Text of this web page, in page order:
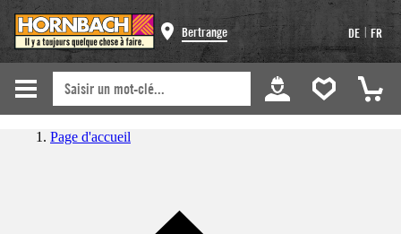
Bertrange DE | FR
Page d'accueil